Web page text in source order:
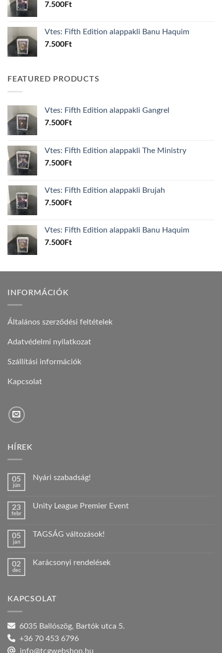
7.500Ft
Vtes: Fifth Edition alappakli Banu Haquim
7.500Ft
FEATURED PRODUCTS
Vtes: Fifth Edition alappakli Gangrel
7.500Ft
Vtes: Fifth Edition alappakli The Ministry
7.500Ft
Vtes: Fifth Edition alappakli Brujah
7.500Ft
Vtes: Fifth Edition alappakli Banu Haquim
7.500Ft
INFORMÁCIÓK
Általános szerződési feltételek
Adatvédelmi nyilatkozat
Szállítási információk
Kapcsolat
HÍREK
05
jún
Nyári szabadság!
Nyári
23
febr
Unity League Premier Event
Unity
bejegyzéshez
05
jan
TAGSÁG változások!
TAGSÁG
02
dec
Karácsonyi rendelések
rendelések
KAPCSOLAT
6035 Ballószög, Bartók utca 5.
+36 70 453 6796
info@tcgwebshop.hu